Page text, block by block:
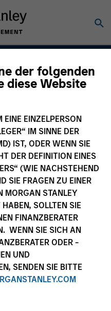
der folgenden
diese Website
EINE EINZELPERSON
IM SINNE DER
IST, ODER WENN SIE
DER DEFINITION EINES
(WIE NACHSTEHEND
SIE FRAGEN ZU EINER
MORGAN STANLEY
SOLLTEN SIE
FINANZBERATER
WENN SIE SICH AN
ODER -
UND
SENDEN SIE BITTE